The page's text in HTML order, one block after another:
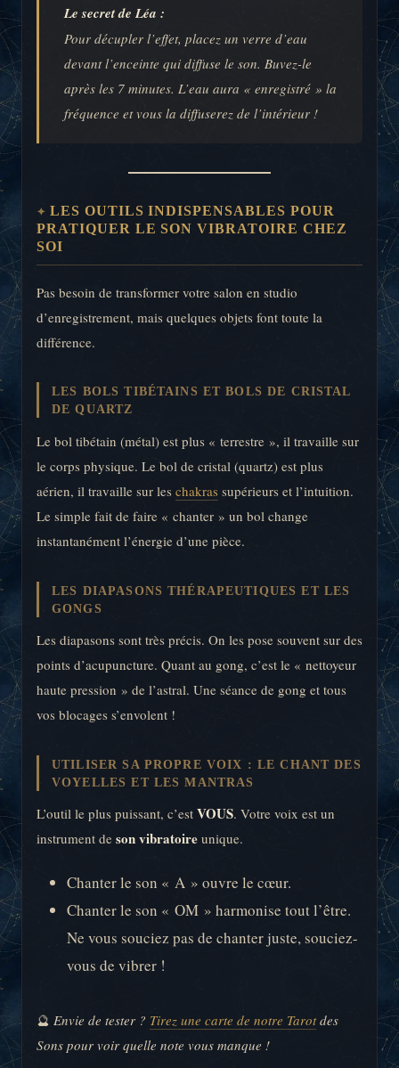
Le secret de Léa :
Pour décupler l’effet, placez un verre d’eau
devant l’enceinte qui diffuse le son. Buvez-le
après les 7 minutes. L’eau aura « enregistré » la
fréquence et vous la diffuserez de l’intérieur !
LES OUTILS INDISPENSABLES POUR
PRATIQUER LE SON VIBRATOIRE CHEZ
SOI
Pas besoin de transformer votre salon en studio
d’enregistrement, mais quelques objets font toute la
différence.
LES BOLS TIBÉTAINS ET BOLS DE CRISTAL
DE QUARTZ
Le bol tibétain (métal) est plus « terrestre », il travaille sur
le corps physique. Le bol de cristal (quartz) est plus
aérien, il travaille sur les chakras supérieurs et l’intuition.
Le simple fait de faire « chanter » un bol change
instantanément l’énergie d’une pièce.
LES DIAPASONS THÉRAPEUTIQUES ET LES
GONGS
Les diapasons sont très précis. On les pose souvent sur des
points d’acupuncture. Quant au gong, c’est le « nettoyeur
haute pression » de l’astral. Une séance de gong et tous
vos blocages s’envolent !
UTILISER SA PROPRE VOIX : LE CHANT DES
VOYELLES ET LES MANTRAS
L’outil le plus puissant, c’est VOUS. Votre voix est un
instrument de son vibratoire unique.
Chanter le son « A » ouvre le cœur.
Chanter le son « OM » harmonise tout l’être.
Ne vous souciez pas de chanter juste, souciez-
vous de vibrer !
🔮 Envie de tester ? Tirez une carte de notre Tarotdes
Sons pour voir quelle note vous manque !